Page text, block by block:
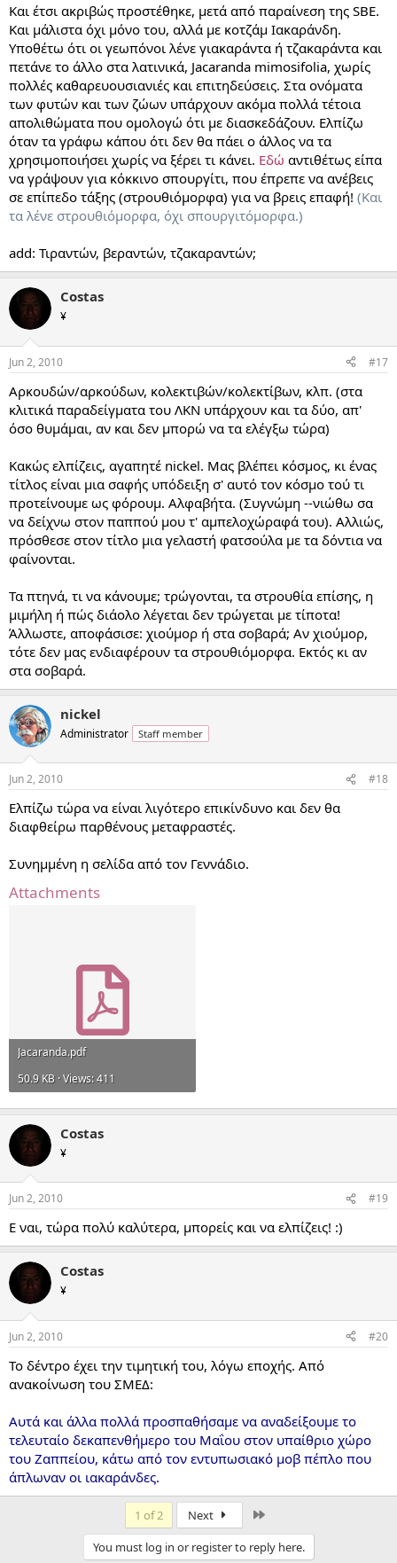
Και έτσι ακριβώς προστέθηκε, μετά από παραίνεση της SBE.
Και μάλιστα όχι μόνο του, αλλά με κοτζάμ Ιακαράνδη.
Υποθέτω ότι οι γεωπόνοι λένε γιακαράντα ή τζακαράντα και
πετάνε το άλλο στα λατινικά, Jacaranda mimosifolia, χωρίς
πολλές καθαρευουσιανιές και επιτηδεύσεις. Στα ονόματα
των φυτών και των ζώων υπάρχουν ακόμα πολλά τέτοια
απολιθώματα που ομολογώ ότι με διασκεδάζουν. Ελπίζω
όταν τα γράφω κάπου ότι δεν θα πάει ο άλλος να τα
χρησιμοποιήσει χωρίς να ξέρει τι κάνει. Εδώ αντιθέτως είπα
να γράψουν για κόκκινο σπουργίτι, που έπρεπε να ανέβεις
σε επίπεδο τάξης (στρουθιόμορφα) για να βρεις επαφή! (Και
τα λένε στρουθιόμορφα, όχι σπουργιτόμορφα.)
add: Τιραντών, βεραντών, τζακαραντών;
Costas
¥
Jun 2, 2010 #17
Αρκουδών/αρκούδων, κολεκτιβών/κολεκτίβων, κλπ. (στα
κλιτικά παραδείγματα του ΛΚΝ υπάρχουν και τα δύο, απ'
όσο θυμάμαι, αν και δεν μπορώ να τα ελέγξω τώρα)
Κακώς ελπίζεις, αγαπητέ nickel. Μας βλέπει κόσμος, κι ένας
τίτλος είναι μια σαφής υπόδειξη σ' αυτό τον κόσμο τού τι
προτείνουμε ως φόρουμ. Αλφαβήτα. (Συγνώμη --νιώθω σα
να δείχνω στον παππού μου τ' αμπελοχώραφά του). Αλλιώς,
πρόσθεσε στον τίτλο μια γελαστή φατσούλα με τα δόντια να
φαίνονται.
Τα πτηνά, τι να κάνουμε; τρώγονται, τα στρουθία επίσης, η
μιμήλη ή πώς διάολο λέγεται δεν τρώγεται με τίποτα!
Άλλωστε, αποφάσισε: χιούμορ ή στα σοβαρά; Αν χιούμορ,
τότε δεν μας ενδιαφέρουν τα στρουθιόμορφα. Εκτός κι αν
στα σοβαρά.
nickel
Administrator Staff member
Jun 2, 2010 #18
Ελπίζω τώρα να είναι λιγότερο επικίνδυνο και δεν θα
διαφθείρω παρθένους μεταφραστές.
Συνημμένη η σελίδα από τον Γεννάδιο.
Attachments
Jacaranda.pdf
50.9 KB · Views: 411
Costas
¥
Jun 2, 2010 #19
Ε ναι, τώρα πολύ καλύτερα, μπορείς και να ελπίζεις! :)
Costas
¥
Jun 2, 2010 #20
Το δέντρο έχει την τιμητική του, λόγω εποχής. Από
ανακοίνωση του ΣΜΕΔ:
Αυτά και άλλα πολλά προσπαθήσαμε να αναδείξουμε το
τελευταίο δεκαπενθήμερο του Μαΐου στον υπαίθριο χώρο
του Ζαππείου, κάτω από τον εντυπωσιακό μοβ πέπλο που
άπλωναν οι ιακαράνδες.
1 of 2 Next
You must log in or register to reply here.